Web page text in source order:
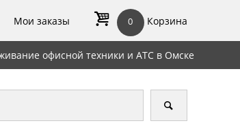
Мои заказы 0 Корзина
офисной техники и АТС в Омске